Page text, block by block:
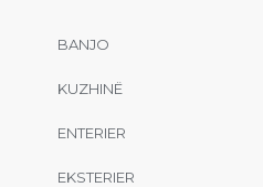
BANJO
KUZHINË
ENTERIER
EKSTERIER